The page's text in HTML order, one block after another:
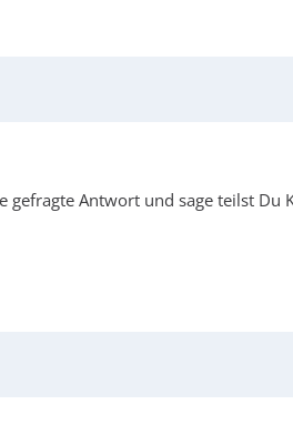
gefragte Antwort und sage teilst